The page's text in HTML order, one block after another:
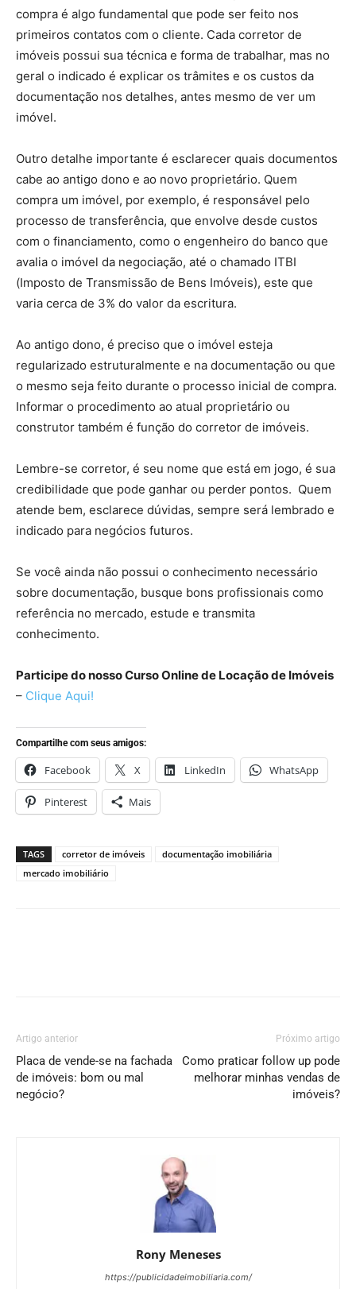
compra é algo fundamental que pode ser feito nos
primeiros contatos com o cliente. Cada corretor de
imóveis possui sua técnica e forma de trabalhar, mas no
geral o indicado é explicar os trâmites e os custos da
documentação nos detalhes, antes mesmo de ver um
imóvel.
Outro detalhe importante é esclarecer quais documentos
cabe ao antigo dono e ao novo proprietário. Quem
compra um imóvel, por exemplo, é responsável pelo
processo de transferência, que envolve desde custos
com o financiamento, como o engenheiro do banco que
avalia o imóvel da negociação, até o chamado ITBI
(Imposto de Transmissão de Bens Imóveis), este que
varia cerca de 3% do valor da escritura.
Ao antigo dono, é preciso que o imóvel esteja
regularizado estruturalmente e na documentação ou que
o mesmo seja feito durante o processo inicial de compra.
Informar o procedimento ao atual proprietário ou
construtor também é função do corretor de imóveis.
Lembre-se corretor, é seu nome que está em jogo, é sua
credibilidade que pode ganhar ou perder pontos. Quem
atende bem, esclarece dúvidas, sempre será lembrado e
indicado para negócios futuros.
Se você ainda não possui o conhecimento necessário
sobre documentação, busque bons profissionais como
referência no mercado, estude e transmita
conhecimento.
Participe do nosso Curso Online de Locação de Imóveis
– Clique Aqui!
Compartilhe com seus amigos:
Facebook X LinkedIn WhatsApp
Pinterest Mais
TAGS corretor de imóveis
documentação imobiliária
mercado imobiliário
Artigo anterior
Placa de vende-se na fachada
de imóveis: bom ou mal
negócio?
Próximo artigo
Como praticar follow up pode
melhorar minhas vendas de
imóveis?
Rony Meneses
https://publicidadeimobiliaria.com/